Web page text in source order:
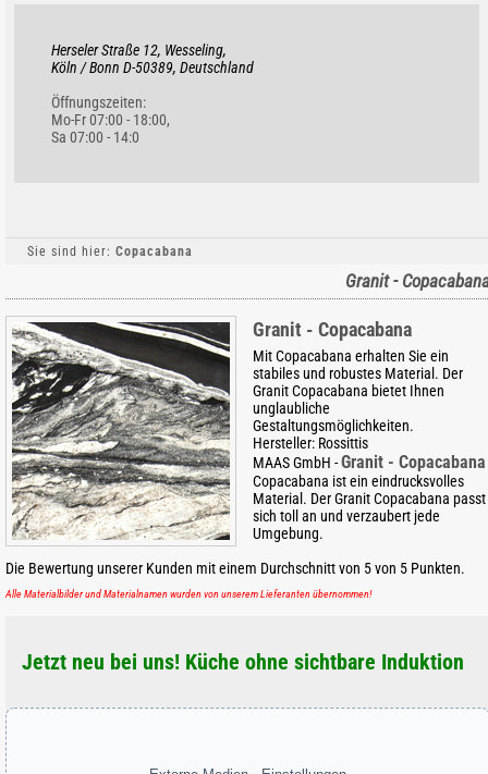
Herseler Straße 12, Wesseling,
Köln / Bonn D-50389, Deutschland
Öffnungszeiten:
Mo-Fr 07:00 - 18:00,
Sa 07:00 - 14:0
Sie sind hier: Copacabana
Granit -
Granit - Copacabana
Mit Copacabana erhalten Sie ein
stabiles und robustes Material. Der
Granit Copacabana bietet Ihnen
unglaubliche
Gestaltungsmöglichkeiten.
Hersteller: Rossittis
MAAS GmbH -Granit - Copacabana
Copacabana ist ein eindrucksvolles
Material. Der Granit Copacabana passt
sich toll an und verzaubert jede
Umgebung.
Die Bewertung unserer Kunden mit einem Durchschnitt von 5von 5 Punkten.
Alle Materialbilder und Materialnamen wurden von unserem Lieferanten übernommen!
Jetzt neu bei uns! Küche ohne sichtbare Induktion